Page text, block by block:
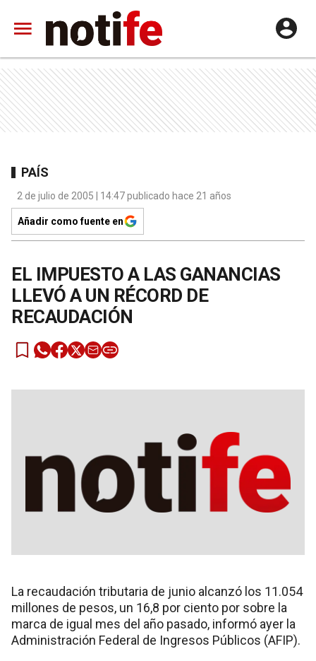
PAÍS
2 de julio de 2005 | 14:47 publicado hace 21 años
Añadir como fuente en
EL IMPUESTO A LAS GANANCIAS
LLEVÓ A UN RÉCORD DE
RECAUDACIÓN
La recaudación tributaria de junio alcanzó los 11.054
millones de pesos, un 16,8 por ciento por sobre la
marca de igual mes del año pasado, informó ayer la
Administración Federal de Ingresos Públicos (AFIP).